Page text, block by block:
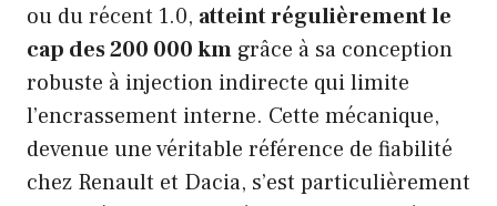
ou du récent 1.0, atteint régulièrement le
cap des 200 000 km grâce à sa conception
robuste à injection indirecte qui limite
l’encrassement interne. Cette mécanique,
devenue une véritable référence de fiabilité
chez Renault et Dacia, s’est particulièrement